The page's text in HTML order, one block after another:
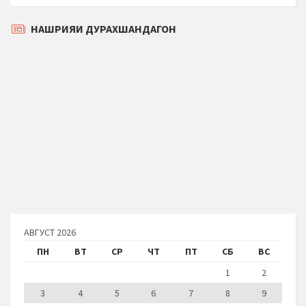
НАШРИЯИ ДУРАХШАНДАГОН
АВГУСТ 2026
ПН
ВТ СР ЧТ ПТ СБ ВС
1
2
3
4 5 6 7 8
9